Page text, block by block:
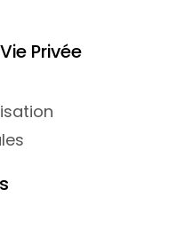
Privée